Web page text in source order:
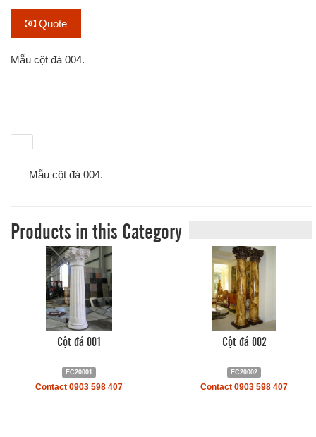
Quote
Mẫu cột đá 004.
Mẫu cột đá 004.
Products in this Category
Cột đá 001
EC20001
Contact 0903 598 407
Cột đá 002
EC20002
Contact 0903 598 407